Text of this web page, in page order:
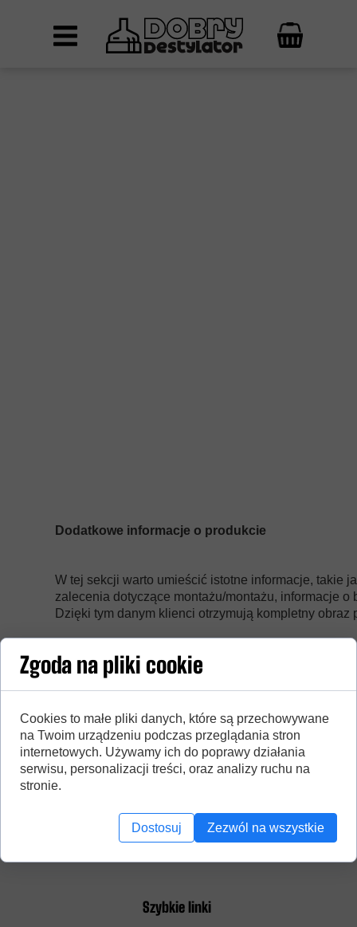
Dodatkowe informacje o produkcie
W tej sekcji warto umieścić istotne informacje, takie
zalecenia dotyczące montażu/montażu, informacje
Dzięki tym danym klienci otrzymują kompletny
Szybkie linki
rozwiązania do destylacji prostej (pot-still), oraz
kolumny rektyfikacyjne.
Zgoda na pliki cookie
Cookies to małe pliki danych, które są przechowywane
na Twoim urządzeniu podczas przeglądania stron
internetowych. Używamy ich do poprawy działania
serwisu, personalizacji treści, oraz analizy ruchu na
stronie.
Dostosuj Zezwól na wszystkie